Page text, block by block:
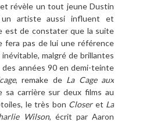
révèle un tout jeune Dustin
un artiste aussi influent et
est de constater que la suite
fera pas de lui une référence
malgré de brillantes
des années 90 en demi-teinte
, remake de La Cage aux
sa carrière sur deux films au
le très bon Closeret La
Wilson, écrit par Aaron